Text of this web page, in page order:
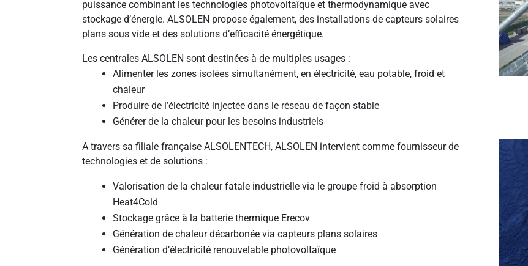
puissance combinant les technologies photovoltaïque et thermodynamique avec
stockage d’énergie. ALSOLEN propose également, des installations de capteurs solaires
plans sous vide et des solutions d’efficacité énergétique.
Les centrales ALSOLEN sont destinées à de multiples usages :
Alimenter les zones isolées simultanément, en électricité, eau potable, froid et
chaleur
Produire de l’électricité injectée dans le réseau de façon stable
Générer de la chaleur pour les besoins industriels
A travers sa filiale française ALSOLENTECH, ALSOLEN intervient comme fournisseur de
technologies et de solutions :
Valorisation de la chaleur fatale industrielle via le groupe froid à absorption
Heat4Cold
Stockage grâce à la batterie thermique Erecov
Génération de chaleur décarbonée via capteurs plans solaires
Génération d’électricité renouvelable photovoltaïque